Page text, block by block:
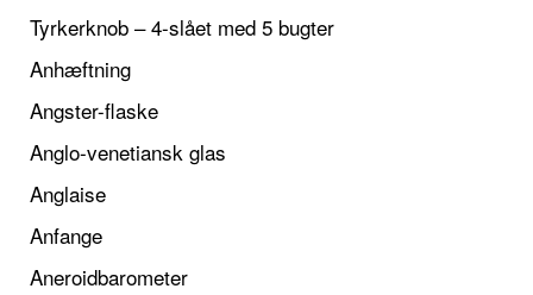
Tyrkerknob – 4-slået med 5 bugter
Anhæftning
Angster-flaske
Anglo-venetiansk glas
Anglaise
Anfange
Aneroidbarometer